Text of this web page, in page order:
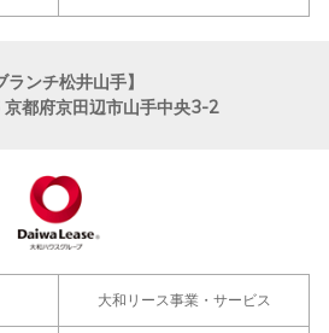
ランチ松井山手】
京都府京田辺市山手中央3-2
大和リース事業・サービス